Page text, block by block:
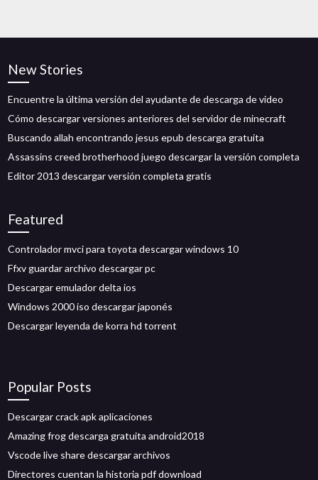
New Stories
Encuentre la última versión del ayudante de descarga de video
Cómo descargar versiones anteriores del servidor de minecraft
Buscando allah encontrando jesus epub descarga gratuita
Assassins creed brotherhood juego descargar la versión completa
Editor 2013 descargar versión completa gratis
Featured
Controlador mvci para toyota descargar windows 10
Ffxv guardar archivo descargar pc
Descargar emulador delta ios
Windows 2000 iso descargar japonés
Descargar leyenda de korra hd torrent
Popular Posts
Descargar crack apk aplicaciones
Amazing frog descarga gratuita android2018
Vscode live share descargar archivos
Directores cuentan la historia pdf download